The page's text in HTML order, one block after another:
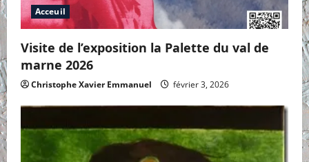
Acceuil
Visite de l’exposition la Palette du val de
marne 2026
Christophe Xavier Emmanuel février 3, 2026